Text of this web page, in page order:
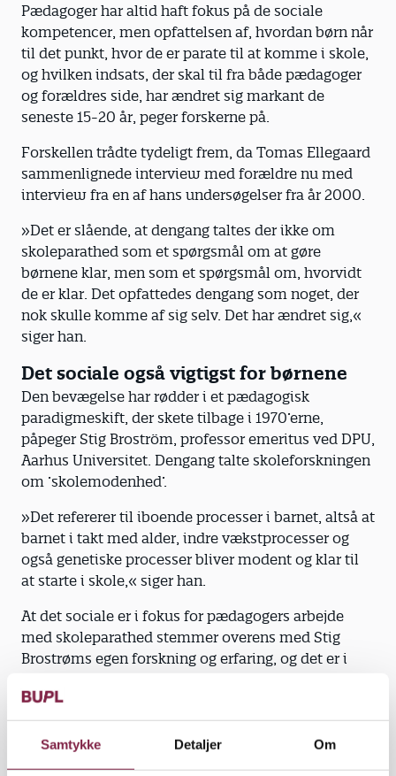
Samtykke Detaljer Om
Pædagoger har altid haft fokus på de sociale
kompetencer, men opfattelsen af, hvordan børn når
til det punkt, hvor de er parate til at komme i skole,
og hvilken indsats, der skal til fra både pædagoger
og forældres side, har ændret sig markant de
seneste 15-20 år, peger forskerne på.
Forskellen trådte tydeligt frem, da Tomas Ellegaard
sammenlignede interview med forældre nu med
interview fra en af hans undersøgelser fra år 2000.
»Det er slående, at dengang taltes der ikke om
skoleparathed som et spørgsmål om at gøre
børnene klar, men som et spørgsmål om, hvorvidt
de er klar. Det opfattedes dengang som noget, der
nok skulle komme af sig selv. Det har ændret sig,«
siger han.
Det sociale også vigtigst for børnene
Den bevægelse har rødder i et pædagogisk
paradigmeskift, der skete tilbage i 1970’erne,
påpeger Stig Broström, professor emeritus ved DPU,
Aarhus Universitet. Dengang talte skoleforskningen
om ’skolemodenhed’.
»Det refererer til iboende processer i barnet, altså at
barnet i takt med alder, indre vækstprocesser og
også genetiske processer bliver modent og klar til
at starte i skole,« siger han.
At det sociale er i fokus for pædagogers arbejde
med skoleparathed stemmer overens med Stig
Brostrøms egen forskning og erfaring, og det er i
skolestart, vurderer han:
»Når jeg har talt med børn og lavet interview med
børn, så er det de nye kammerater, de er spændte